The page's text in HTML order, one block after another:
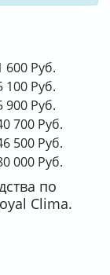
600 Руб.
100 Руб.
900 Руб.
700 Руб.
500 Руб.
000 Руб.
по
Clima.